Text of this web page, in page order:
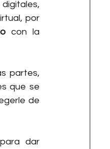
por
con la
partes,
que se
de
dar